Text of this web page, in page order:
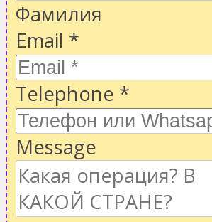
Фамилия
Email *
Telephone *
Message